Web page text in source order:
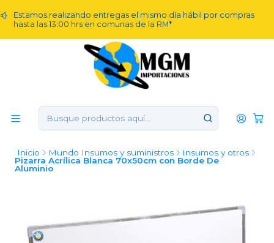
Estamos realizando entregas el mismo día hábil por compras
hasta las 13:00 hrs en comunas de la RM*
Inicio Mundo Insumos y suministros
Insumos y otros
Pizarra Acrílica Blanca 70x50cm con Borde De
Aluminio